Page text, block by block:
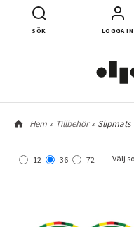
SÖK LOGGA IN
Hem » Tillbehör» Slipmats
12 36 72 Välj